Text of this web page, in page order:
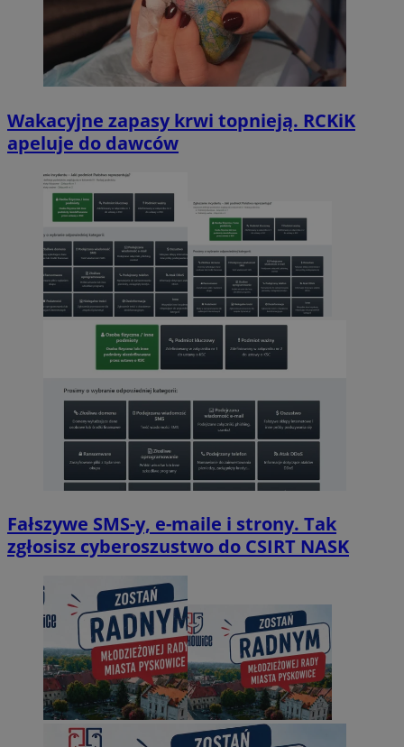
Wakacyjne zapasy krwi topnieją. RCKiK
apeluje do dawców
Fałszywe SMS-y, e-maile i strony. Tak
zgłosisz cyberoszustwo do CSIRT NASK